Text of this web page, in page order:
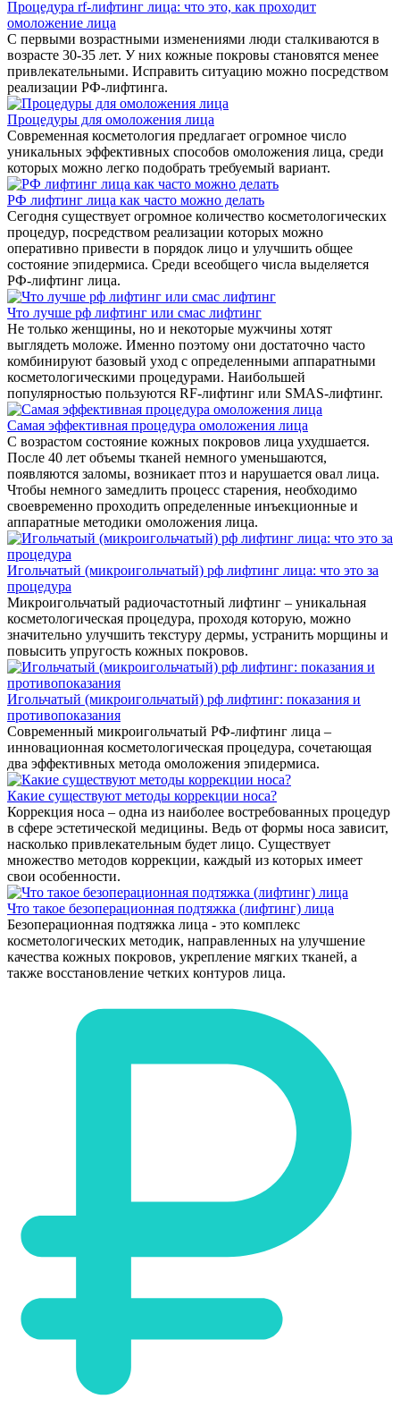
Процедура rf-лифтинг лица: что это, как проходит
омоложение лица
С первыми возрастными изменениями люди сталкиваются в
возрасте 30-35 лет. У них кожные покровы становятся менее
привлекательными. Исправить ситуацию можно посредством
реализации РФ-лифтинга.
Процедуры для омоложения лица
Современная косметология предлагает огромное число
уникальных эффективных способов омоложения лица, среди
которых можно легко подобрать требуемый вариант.
РФ лифтинг лица как часто можно делать
Сегодня существует огромное количество косметологических
процедур, посредством реализации которых можно
оперативно привести в порядок лицо и улучшить общее
состояние эпидермиса. Среди всеобщего числа выделяется
РФ-лифтинг лица.
Что лучше рф лифтинг или смас лифтинг
Не только женщины, но и некоторые мужчины хотят
выглядеть моложе. Именно поэтому они достаточно часто
комбинируют базовый уход с определенными аппаратными
косметологическими процедурами. Наибольшей
популярностью пользуются RF-лифтинг или SMAS-лифтинг.
Самая эффективная процедура омоложения лица
С возрастом состояние кожных покровов лица ухудшается.
После 40 лет объемы тканей немного уменьшаются,
появляются заломы, возникает птоз и нарушается овал лица.
Чтобы немного замедлить процесс старения, необходимо
своевременно проходить определенные инъекционные и
аппаратные методики омоложения лица.
Игольчатый (микроигольчатый) рф лифтинг лица: что это за
процедура
Микроигольчатый радиочастотный лифтинг – уникальная
косметологическая процедура, проходя которую, можно
значительно улучшить текстуру дермы, устранить морщины и
повысить упругость кожных покровов.
Игольчатый (микроигольчатый) рф лифтинг: показания и
противопоказания
Современный микроигольчатый РФ-лифтинг лица –
инновационная косметологическая процедура, сочетающая
два эффективных метода омоложения эпидермиса.
Какие существуют методы коррекции носа?
Коррекция носа – одна из наиболее востребованных процедур
в сфере эстетической медицины. Ведь от формы носа зависит,
насколько привлекательным будет лицо. Существует
множество методов коррекции, каждый из которых имеет
свои особенности.
Что такое безоперационная подтяжка (лифтинг) лица
Безоперационная подтяжка лица - это комплекс
косметологических методик, направленных на улучшение
качества кожных покровов, укрепление мягких тканей, а
также восстановление четких контуров лица.